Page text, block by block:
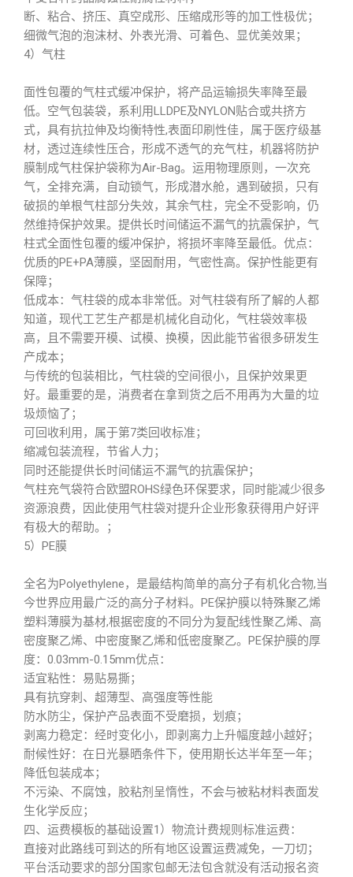
断、粘合、挤压、真空成形、压缩成形等的加工性极优；
细微气泡的泡沫材、外表光滑、可着色、显优美效果；
4）气柱
面性包覆的气柱式缓冲保护，将产品运输损失率降至最
低。空气包装袋，系利用LLDPE及NYLON贴合或共挤方
式，具有抗拉伸及均衡特性,表面印刷性佳，属于医疗级基
材，透过连续性压合，形成不透气的充气柱，机器将防护
膜制成气柱保护袋称为Air-Bag。运用物理原则，一次充
气，全排充满，自动锁气，形成潜水舱，遇到破损，只有
破损的单根气柱部分失效，其余气柱，完全不受影响，仍
然维持保护效果。提供长时间储运不漏气的抗震保护，气
柱式全面性包覆的缓冲保护，将损坏率降至最低。优点：
优质的PE+PA薄膜，坚固耐用，气密性高。保护性能更有
保障；
低成本：气柱袋的成本非常低。对气柱袋有所了解的人都
知道，现代工艺生产都是机械化自动化，气柱袋效率极
高，且不需要开模、试模、换模，因此能节省很多研发生
产成本；
与传统的包装相比，气柱袋的空间很小，且保护效果更
好。最重要的是，消费者在拿到货之后不用再为大量的垃
圾烦恼了；
可回收利用，属于第7类回收标准；
缩减包装流程，节省人力；
同时还能提供长时间储运不漏气的抗震保护；
气柱充气袋符合欧盟ROHS绿色环保要求，同时能减少很多
资源浪费，因此使用气柱袋对提升企业形象获得用户好评
有极大的帮助。；
5）PE膜
全名为Polyethylene，是最结构简单的高分子有机化合物,当
今世界应用最广泛的高分子材料。PE保护膜以特殊聚乙烯
塑料薄膜为基材,根据密度的不同分为复配线性聚乙烯、高
密度聚乙烯、中密度聚乙烯和低密度聚乙。PE保护膜的厚
度：0.03mm-0.15mm优点：
适宜粘性：易贴易撕；
具有抗穿刺、超薄型、高强度等性能
防水防尘，保护产品表面不受磨损，划痕；
剥离力稳定：经时变化小，即剥离力上升幅度越小越好；
耐候性好：在日光暴晒条件下，使用期长达半年至一年；
降低包装成本；
不污染、不腐蚀，胶粘剂呈惰性，不会与被粘材料表面发
生化学反应；
四、运费模板的基础设置1）物流计费规则标准运费：
直接对此路线可到达的所有地区设置运费减免，一刀切；
平台活动要求的部分国家包邮无法包含就没有活动报名资